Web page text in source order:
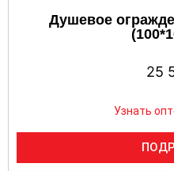
Душевое
25
Узнать